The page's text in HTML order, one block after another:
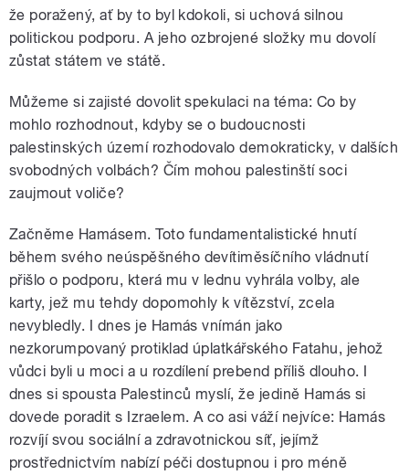
že poražený, ať by to byl kdokoli, si uchová silnou
politickou podporu. A jeho ozbrojené složky mu dovolí
zůstat státem ve státě.
Můžeme si zajisté dovolit spekulaci na téma: Co by
mohlo rozhodnout, kdyby se o budoucnosti
palestinských území rozhodovalo demokraticky, v dalších
svobodných volbách? Čím mohou palestinští soci
zaujmout voliče?
Začněme Hamásem. Toto fundamentalistické hnutí
během svého neúspěšného devítiměsíčního vládnutí
přišlo o podporu, která mu v lednu vyhrála volby, ale
karty, jež mu tehdy dopomohly k vítězství, zcela
nevybledly. I dnes je Hamás vnímán jako
nezkorumpovaný protiklad úplatkářského Fatahu, jehož
vůdci byli u moci a u rozdílení prebend příliš dlouho. I
dnes si spousta Palestinců myslí, že jedině Hamás si
dovede poradit s Izraelem. A co asi váží nejvíce: Hamás
rozvíjí svou sociální a zdravotnickou síť, jejímž
prostřednictvím nabízí péči dostupnou i pro méně